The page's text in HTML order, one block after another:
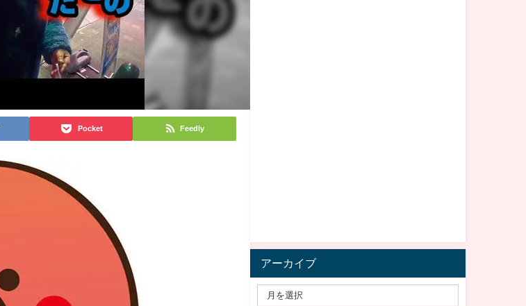
Pocket Feedly
アーカイブ